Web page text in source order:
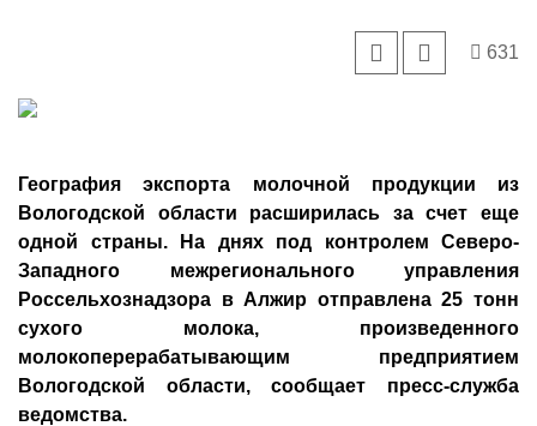
631
География экспорта молочной продукции из
Вологодской области расширилась за счет еще
одной страны. На днях под контролем Северо-
Западного межрегионального управления
Россельхознадзора в Алжир отправлена 25 тонн
сухого молока, произведенного
молокоперерабатывающим предприятием
Вологодской области, сообщает пресс-служба
ведомства.